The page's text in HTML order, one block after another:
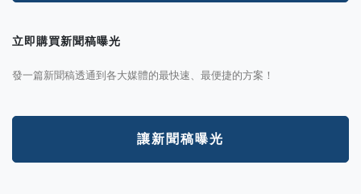
立即購買新聞稿曝光
發一篇新聞稿透通到各大媒體的最快速、最便捷的方案！
讓新聞稿曝光